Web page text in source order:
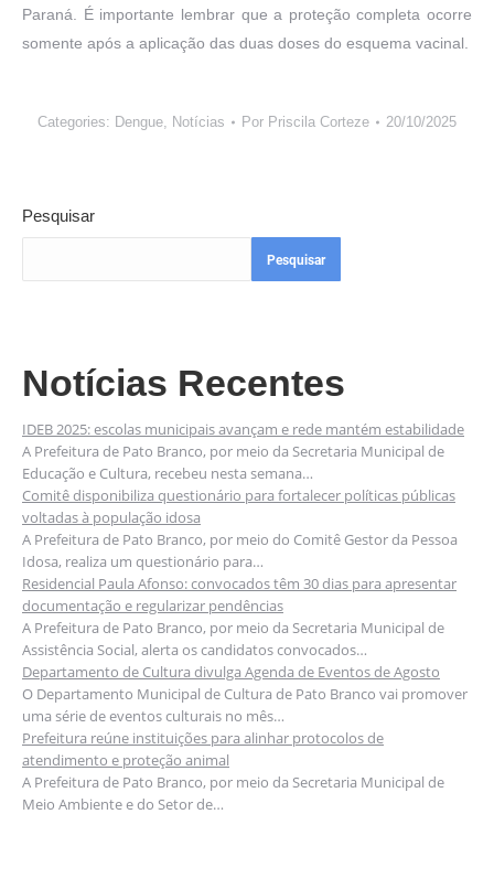
Paraná. É importante lembrar que a proteção completa ocorre
somente após a aplicação das duas doses do esquema vacinal.
Categories: Dengue, Notícias Por Priscila Corteze 20/10/2025
Pesquisar
Pesquisar
Notícias Recentes
IDEB 2025: escolas municipais avançam e rede mantém estabilidade
A Prefeitura de Pato Branco, por meio da Secretaria Municipal de
Educação e Cultura, recebeu nesta semana…
Comitê disponibiliza questionário para fortalecer políticas públicas
voltadas à população idosa
A Prefeitura de Pato Branco, por meio do Comitê Gestor da Pessoa
Idosa, realiza um questionário para…
Residencial Paula Afonso: convocados têm 30 dias para apresentar
documentação e regularizar pendências
A Prefeitura de Pato Branco, por meio da Secretaria Municipal de
Assistência Social, alerta os candidatos convocados…
Departamento de Cultura divulga Agenda de Eventos de Agosto
O Departamento Municipal de Cultura de Pato Branco vai promover
uma série de eventos culturais no mês…
Prefeitura reúne instituições para alinhar protocolos de
atendimento e proteção animal
A Prefeitura de Pato Branco, por meio da Secretaria Municipal de
Meio Ambiente e do Setor de…